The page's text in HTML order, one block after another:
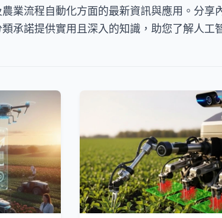
業流程自動化方面的最新資訊與應用。分
承諾提供實用且深入的知識，助您了解人工